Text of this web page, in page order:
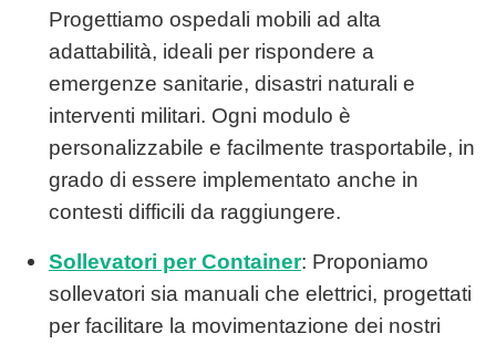
Progettiamo ospedali mobili ad alta
adattabilità, ideali per rispondere a
emergenze sanitarie, disastri naturali e
interventi militari. Ogni modulo è
personalizzabile e facilmente trasportabile, in
grado di essere implementato anche in
contesti difficili da raggiungere.
Sollevatori per Container: Proponiamo
sollevatori sia manuali che elettrici, progettati
per facilitare la movimentazione dei nostri